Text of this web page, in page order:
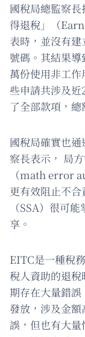
國稅局總監察
得退稅」（
表時，並沒有
號碼。其結果
萬份使用非工
些申請共涉及
了全部款項，總
國稅局確實也
察長表示， 局
（math error
更有效阻止不
（SSA）很可
享。
EITC是一種稅
稅人資助的退
期存在大量錯
發放，涉及金
誤，但也有大